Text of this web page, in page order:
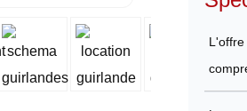
L'offre